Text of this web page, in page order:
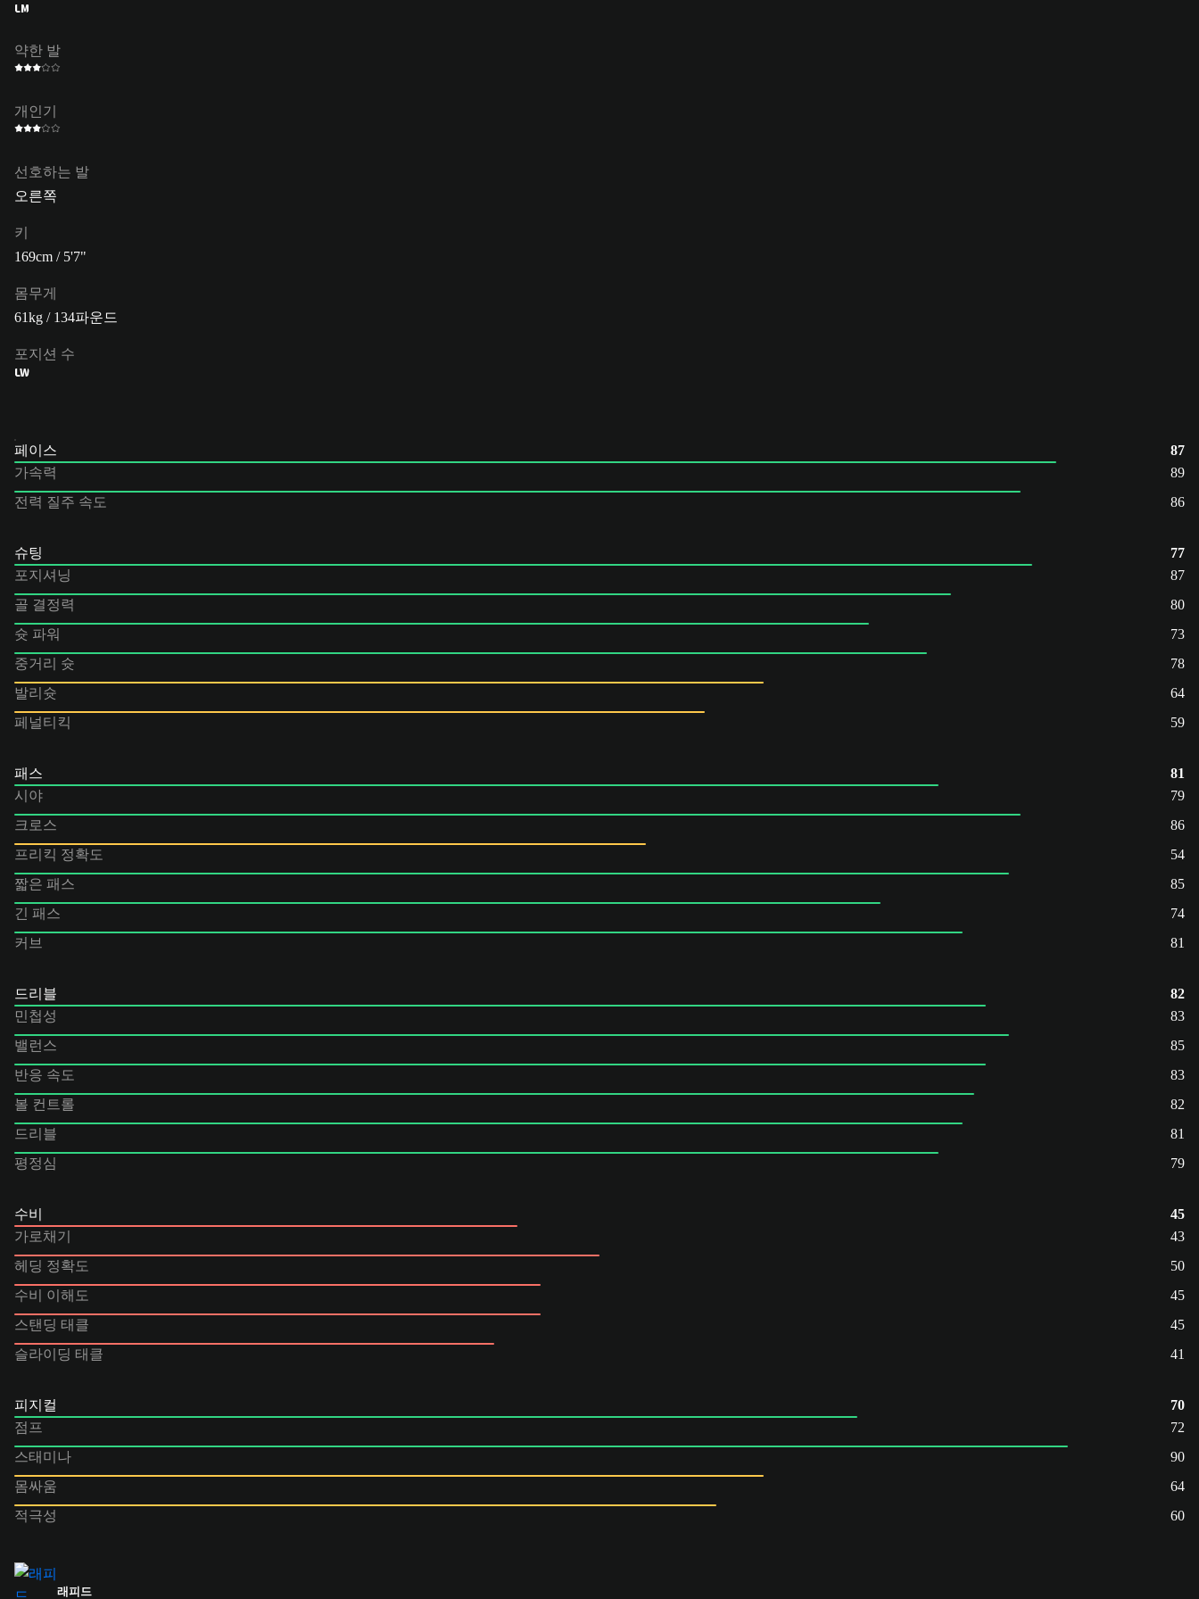
LM
약한 발
개인기
선호하는 발
오른쪽
키
169cm / 5'7"
몸무게
61kg / 134파운드
포지션 수
LW
페이스
87
가속력
89
전력 질주 속도
86
슈팅
77
포지셔닝
87
골 결정력
80
슛 파워
73
중거리 슛
78
발리슛
64
페널티킥
59
패스
81
시야
79
크로스
86
프리킥 정확도
54
짧은 패스
85
긴 패스
74
커브
81
드리블
82
민첩성
83
밸런스
85
반응 속도
83
볼 컨트롤
82
드리블
81
평정심
79
수비
45
가로채기
43
헤딩 정확도
50
수비 이해도
45
스탠딩 태클
45
슬라이딩 태클
41
피지컬
70
점프
72
스태미나
90
몸싸움
64
적극성
60
래피드